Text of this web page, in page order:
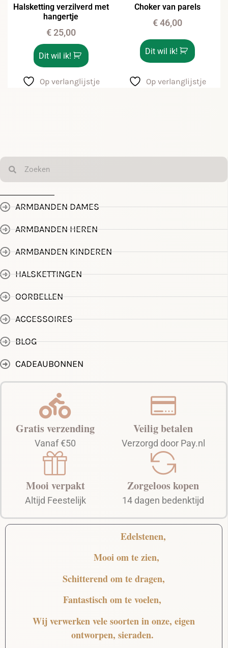
Halsketting verzilverd met
hangertje
€25,00
Dit wil ik!
Op verlanglijstje
Choker van parels
€46,00
Dit wil ik!
Op verlanglijstje
ARMBANDEN DAMES
ARMBANDEN HEREN
ARMBANDEN KINDEREN
HALSKETTINGEN
OORBELLEN
ACCESSOIRES
BLOG
CADEAUBONNEN
Gratis verzending
Vanaf €50
Mooi verpakt
Altijd Feestelijk
Veilig betalen
Verzorgd door Pay.nl
Zorgeloos kopen
14 dagen bedenktijd
Edelstenen,
Mooiom te zien,
Schitterendom te dragen,
Fantastischom te voelen,
Wij verwerken vele soorten in onze, eigen
ontworpen, sieraden.